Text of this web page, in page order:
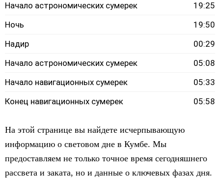
Начало астрономических сумерек
19:25
Ночь
19:50
Надир
00:29
Начало астрономических сумерек
05:08
Начало навигационных сумерек
05:33
Конец навигационных сумерек
05:58
На этой странице вы найдете исчерпывающую
информацию о световом дне в Кумбе. Мы
предоставляем не только точное время сегодняшнего
рассвета и заката, но и данные о ключевых фазах дня.